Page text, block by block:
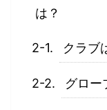
は？
クラブ
グロー